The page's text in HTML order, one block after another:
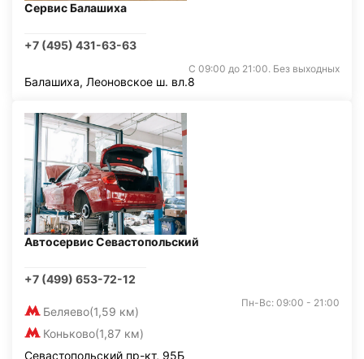
Сервис Балашиха
+7 (495) 431-63-63
С 09:00 до 21:00. Без выходных
Балашиха, Леоновское ш. вл.8
Автосервис Севастопольский
+7 (499) 653-72-12
Беляево(1,59 км)
Коньково(1,87 км)
Пн-Вс: 09:00 - 21:00
Севастопольский пр-кт, 95Б